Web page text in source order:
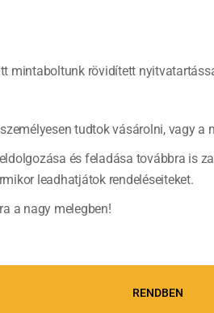
mintaboltunk rövidített
tudtok vásárolni, vagy a
és feladása továbbra is
leadhatjátok rendeléseiteket.
a nagy melegben!
RENDBEN